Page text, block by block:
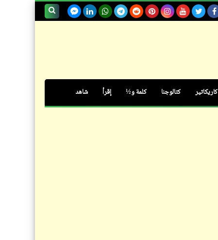
كاريكاتير كتالوجنا كلمة و½ إقرأ شاهد
حوار_حوارات متنوعة
شعر